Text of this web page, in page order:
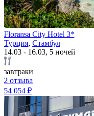
Floransa City Hotel 3*
Турция, Стамбул
14.03 - 16.03, 5 ночей
завтраки
2 отзыва
54 054 ₽